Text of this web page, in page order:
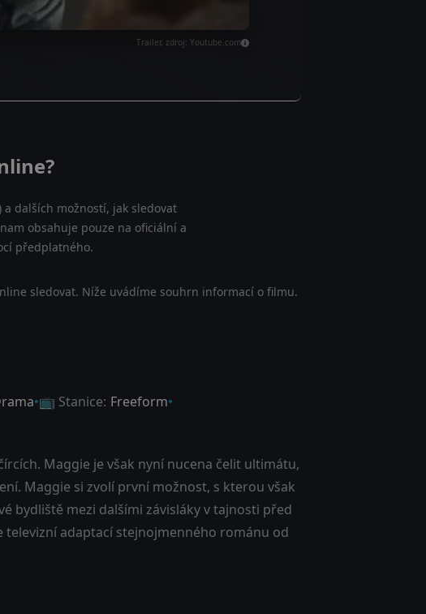
Trailer, zdroj: Youtube.com
dalších možností, jak sledovat
obsahuje pouze na oficiální a
předplatného.
sledovat. Níže uvádíme souhrn informací o filmu.
📺 Stanice: Freeform
Maggie je však nyní nucena čelit ultimátu,
Maggie si zvolí první možnost, s kterou však
bydliště mezi dalšími závisláky v tajnosti před
televizní adaptací stejnojmenného románu od